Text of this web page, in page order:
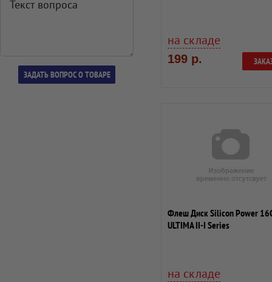
на складе
199 р.
Флеш Диск Silicon Power
ULTIMA II-I Series
на складе